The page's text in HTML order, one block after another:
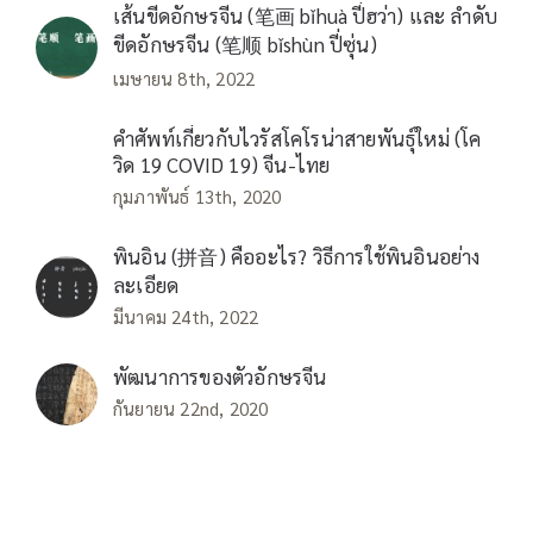
เส้นขีดอักษรจีน (笔画 bǐhuà ปี่ฮว่า) และ ลำดับ
ขีดอักษรจีน (笔顺 bǐshùn ปี่ซุ่น)
เมษายน 8th, 2022
คำศัพท์เกี่ยวกับไวรัสโคโรน่าสายพันธุ์ใหม่ (โค
วิด 19 COVID 19) จีน-ไทย
กุมภาพันธ์ 13th, 2020
พินอิน (拼音) คืออะไร? วิธีการใช้พินอินอย่าง
ละเอียด
มีนาคม 24th, 2022
พัฒนาการของตัวอักษรจีน
กันยายน 22nd, 2020